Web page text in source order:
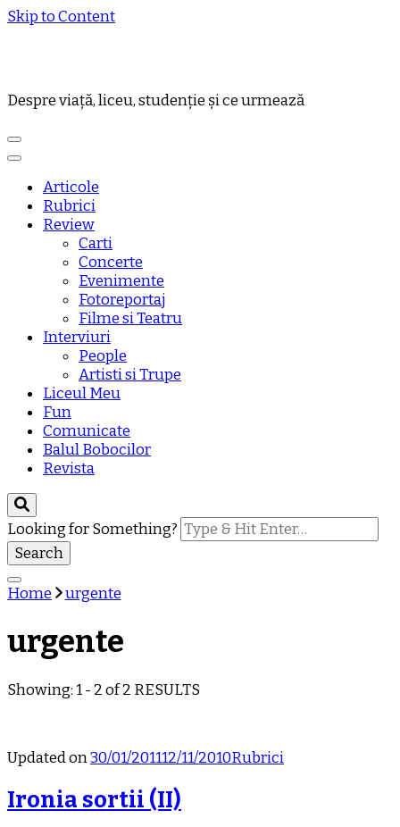
Skip to Content
Despre viață, liceu, studenție și ce urmează
Articole
Rubrici
Review
Carti
Concerte
Evenimente
Fotoreportaj
Filme si Teatru
Interviuri
People
Artisti si Trupe
Liceul Meu
Fun
Comunicate
Balul Bobocilor
Revista
Looking for Something?
Home urgente
urgente
Showing: 1 - 2 of 2 RESULTS
Updated on30/01/201112/11/2010Rubrici
Ironia sortii (II)